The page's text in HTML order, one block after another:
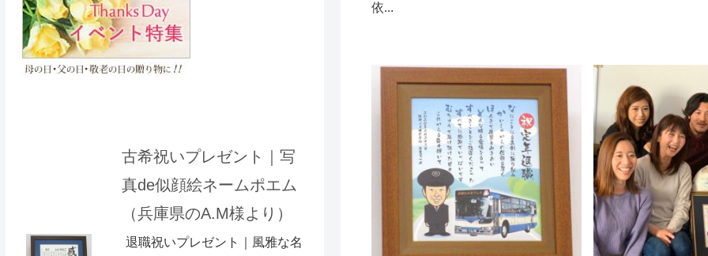
依...
古希祝いプレゼント｜写
真de似顔絵ネームポエム
（兵庫県のA.M様より）
退職祝いプレゼント｜風雅な名